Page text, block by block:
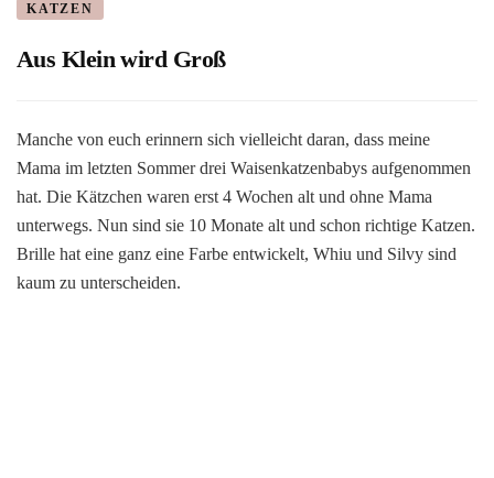
KATZEN
Aus Klein wird Groß
Manche von euch erinnern sich vielleicht daran, dass meine
Mama im letzten Sommer drei Waisenkatzenbabys aufgenommen
hat. Die Kätzchen waren erst 4 Wochen alt und ohne Mama
unterwegs. Nun sind sie 10 Monate alt und schon richtige Katzen.
Brille hat eine ganz eine Farbe entwickelt, Whiu und Silvy sind
kaum zu unterscheiden.